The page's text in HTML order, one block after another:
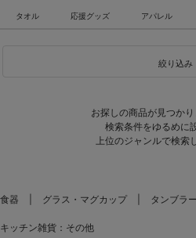
タオル 応援グッズ アパレル
絞り込み
お探しの商品が見つかり
検索条件をゆるめに
上位のジャンルで検索
食器 グラス・マグカップ タンブラ
キッチン雑貨：その他